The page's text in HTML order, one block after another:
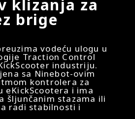
klizanja za
brige
vodeću ulogu u
Traction Control
industriju.
sa Ninebot-ovim
kontrolera za
eKickScootera i ima
šljunčanim stazama ili
radi stabilnosti i